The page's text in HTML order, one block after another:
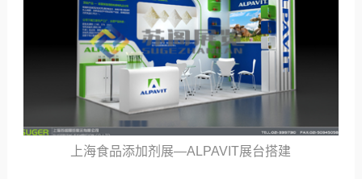
上海食品添加剂展—ALPAVIT展台搭建